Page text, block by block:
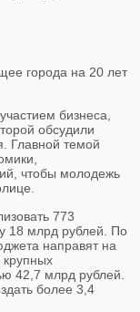
бизнеса,
обсудили
Главной темой
чтобы молодежь
773
18 млрд рублей. По
направят на
крупных
42,7 млрд рублей.
более 3,4